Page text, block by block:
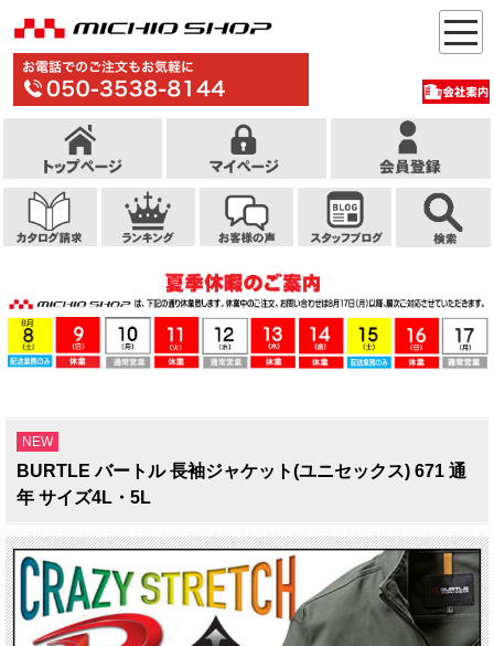
NEW
BURTLE バートル 長袖ジャケット(ユニセックス) 671 通
年 サイズ4L・5L